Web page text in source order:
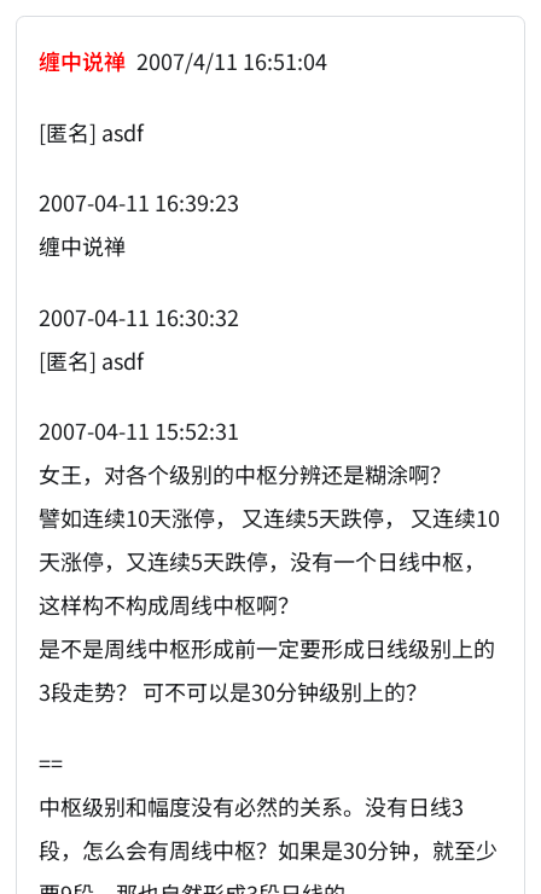
缠中说禅 2007/4/11 16:51:04
[匿名] asdf
2007-04-11 16:39:23
缠中说禅
2007-04-11 16:30:32
[匿名] asdf
2007-04-11 15:52:31
女王，对各个级别的中枢分辨还是糊涂啊？
譬如连续10天涨停， 又连续5天跌停， 又连续10
天涨停，又连续5天跌停，没有一个日线中枢，
这样构不构成周线中枢啊？
是不是周线中枢形成前一定要形成日线级别上的
3段走势？ 可不可以是30分钟级别上的？
==
中枢级别和幅度没有必然的关系。没有日线3
段，怎么会有周线中枢？如果是30分钟，就至少